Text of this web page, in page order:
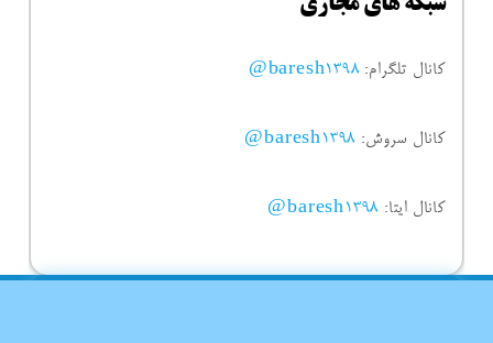
شبکه های مجازی
کانال تلگرام: baresh1398@
کانال سروش: baresh1398@
کانال ایتا: baresh1398@